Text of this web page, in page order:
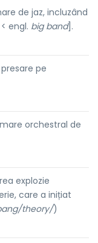
de jaz, incluzând
engl. big band].
pe
orchestral de
explozie
care a inițiat
theory/)